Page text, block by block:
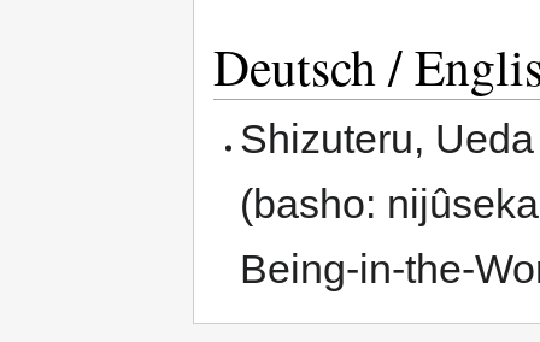
Deutsch /
Shizuteru,
(basho:
Being-in-the-